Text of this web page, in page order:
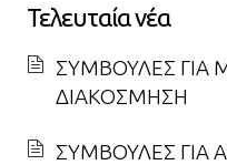
Τελευταία νέα
ΣΥΜΒΟΥΛΕΣ ΓΙΑ
ΔΙΑΚΟΣΜΗΣΗ
ΣΥΜΒΟΥΛΕΣ ΓΙΑ